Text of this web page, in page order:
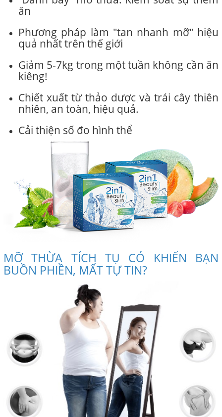
ăn
Phương pháp làm "tan nhanh mỡ" hiệu
quả nhất trên thế giới
Giảm 5-7kg trong một tuần không cần ăn
kiêng!
Chiết xuất từ thảo dược và trái cây thiên
nhiên, an toàn, hiệu quả.
Cải thiện số đo hình thể
MỠ THỪA TÍCH TỤ CÓ KHIẾN BẠN
BUỒN PHIỀN, MẤT TỰ TIN?